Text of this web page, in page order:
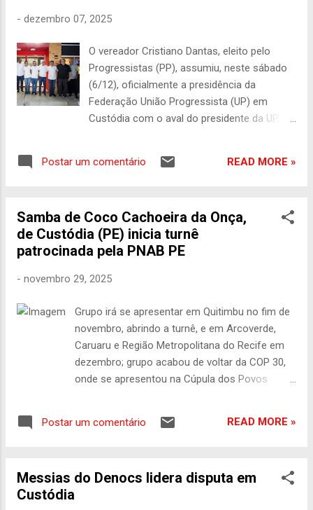
Durante o evento, a chefe do Executivo
Escola Técnica Estadual (ETE) no município.
“Eu sou filha do interior. Viemos trazer para
Custódia mais investimentos em
urbanização, iluminação pública e novos
ônibus escolares. Além disso, anunciamos a
Estadual na cidade, uma obra sonhada por
- dezembro 07, 2025
O vereador Cristiano Dantas, eleito pelo
Progressistas (PP), assumiu, neste sábado
(6/12), oficialmente a presidência da
Federação União Progressista (UP) em
Custódia com o aval do presidente da UP,
Calheiros, do deputado estadual Claudiano
trajetória marcada pela atuação firme,
diálogo constante e presença nas
comunidades, Cristiano se afirma como
município. Para Eduardo da Fonte (UP/PE), a
fortalece a organização partidária e amplia a
capacidade de atuação da legenda na região.
“Cristiano Dantas é uma liderança que honra
a história do nosso partido. Tenho certeza
de que, à frente da federação, ele vai
abrir novos caminhos para o
Postar um comentário READ MORE »
Samba de Coco Cachoeira da Onça,
de Custódia (PE) inicia turnê
patrocinada pela PNAB PE
- novembro 29, 2025
Grupo irá se apresentar em Quitimbu no fim de
novembro, abrindo a turnê, e em Arcoverde,
Caruaru e Região Metropolitana do Recife em
dezembro; grupo acabou de voltar da COP 30,
onde se apresentou na Cúpula dos Povos
saíram sambadores que hoje integram mais de
Patrimônio cultural do município de Custódia
Postar um comentário READ MORE »
Messias do Denocs lidera disputa em
Custódia